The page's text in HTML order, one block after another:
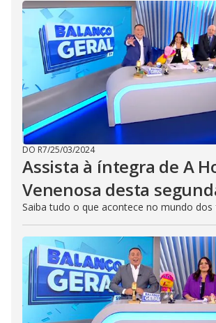
DO R7/25/03/2024
Assista à íntegra de A
Venenosa desta
Saiba tudo o que acontece no mundo